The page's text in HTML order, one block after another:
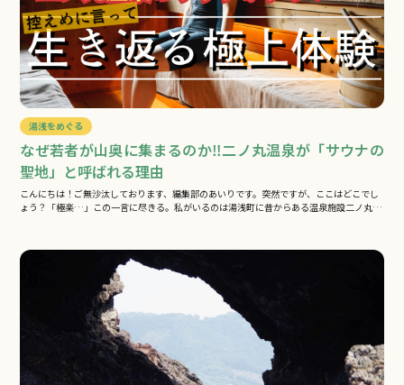
湯浅をめぐる
なぜ若者が山奥に集まるのか‼二ノ丸温泉が「サウナの
聖地」と呼ばれる理由
こんにちは！ご無沙汰しております、編集部のあいりです。突然ですが、ここはどこでし
ょう？「極楽…」この一言に尽きる。私がいるのは湯浅町に昔からある温泉施設二ノ丸